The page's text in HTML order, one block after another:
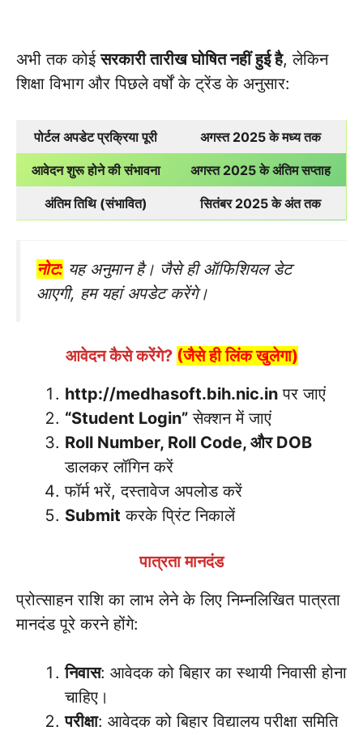
अभी तक कोईसरकारी तारीख घोषित नहीं हुई है, लेकिन
शिक्षा विभाग और पिछले वर्षों के ट्रेंड के अनुसार:
पोर्टल अपडेट प्रक्रिया पूरी अगस्त 2025 के मध्य तक
आवेदन शुरू होने की संभावना अगस्त 2025 के अंतिम सप्ताह
अंतिम तिथि (संभावित) सितंबर 2025 के अंत तक
नोट: यह अनुमान है। जैसे ही ऑफिशियल डेट
आएगी, हम यहां अपडेट करेंगे।
आवेदन कैसे करेंगे? (जैसे ही लिंक खुलेगा)
http://medhasoft.bih.nic.in पर जाएं
“Student Login” सेक्शन में जाएं
Roll Number, Roll Code, और DOB
डालकर लॉगिन करें
फॉर्म भरें, दस्तावेज अपलोड करें
Submit करके प्रिंट निकालें
पात्रता मानदंड
प्रोत्साहन राशि का लाभ लेने के लिए निम्नलिखित पात्रता
मानदंड पूरे करने होंगे:
निवास: आवेदक को बिहार का स्थायी निवासी होना
चाहिए।
परीक्षा: आवेदक को बिहार विद्यालय परीक्षा समिति